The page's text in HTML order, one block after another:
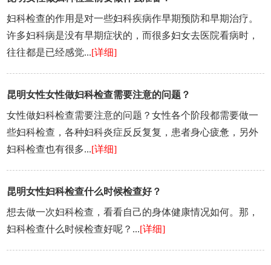
妇科检查的作用是对一些妇科疾病作早期预防和早期治疗。
许多妇科病是没有早期症状的，而很多妇女去医院看病时，
往往都是已经感觉...[详细]
昆明女性女性做妇科检查需要注意的问题？
女性做妇科检查需要注意的问题？女性各个阶段都需要做一
些妇科检查，各种妇科炎症反反复复，患者身心疲惫，另外
妇科检查也有很多...[详细]
昆明女性妇科检查什么时候检查好？
想去做一次妇科检查，看看自己的身体健康情况如何。那，
妇科检查什么时候检查好呢？...[详细]